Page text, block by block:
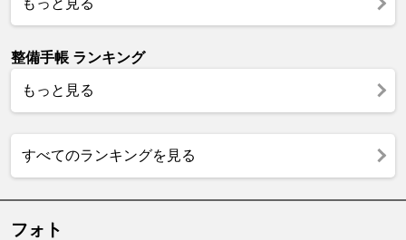
整備手帳 ランキング
もっと見る
すべてのランキングを見る
フォト